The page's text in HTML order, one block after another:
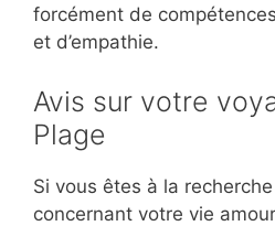
forcément de
et d’empathie.
Avis sur votre
Plage
Si vous êtes à la
concernant votre vie